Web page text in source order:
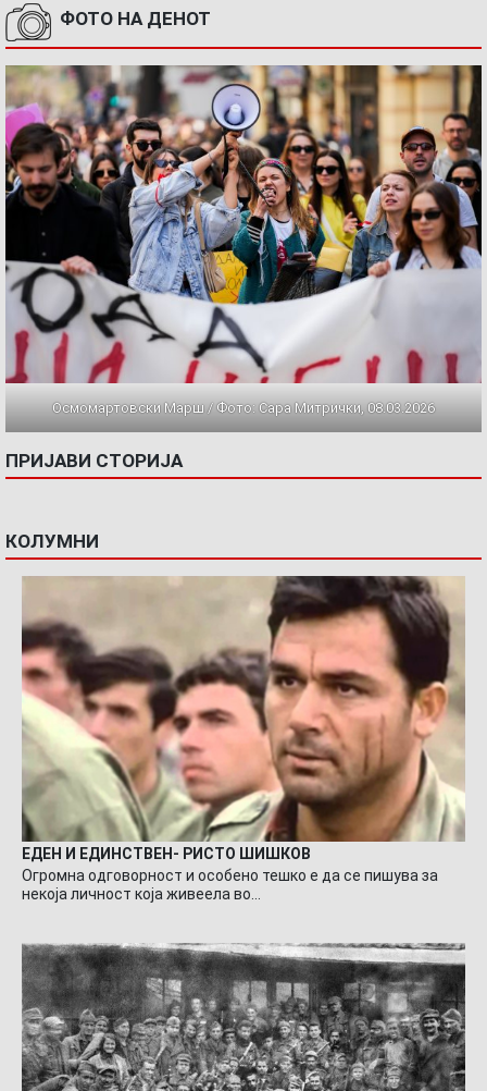
ФОТО НА ДЕНОТ
Осмомартовски Марш / Фото: Сара Митрички, 08.03.2026
ПРИЈАВИ СТОРИЈА
КОЛУМНИ
ЕДЕН И ЕДИНСТВЕН- РИСТО ШИШКОВ
Огромна одговорност и особено тешко е да се пишува за
некоја личност која живеела во…